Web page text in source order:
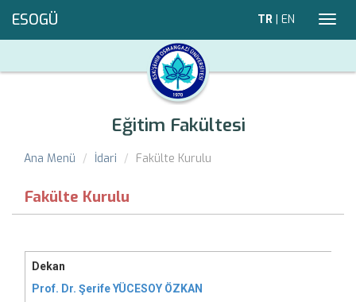
ESOGÜ TR | EN
Eğitim Fakültesi
Ana Menü İdari Fakülte Kurulu
Fakülte Kurulu
Dekan
Prof. Dr. Şerife YÜCESOY ÖZKAN